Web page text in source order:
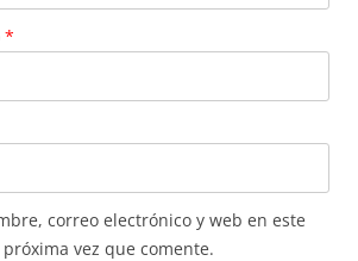
*
correo electrónico y web en este
vez que comente.